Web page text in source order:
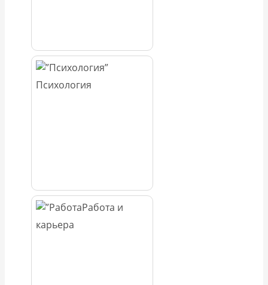
Психология
Работа и
карьера